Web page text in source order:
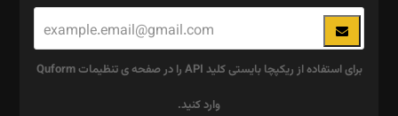
برای استفاده از ریکپچا بایستی کلید API را در صفحه ی تنظیمات Quform
وارد کنید.